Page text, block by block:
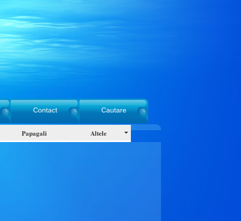
Contact Cautare
Papagali Altele